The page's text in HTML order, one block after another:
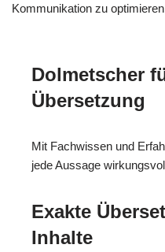
Kommunikation zu
Dolmetscher
Übersetzung
Mit Fachwissen und
jede Aussage
Exakte
Inhalte